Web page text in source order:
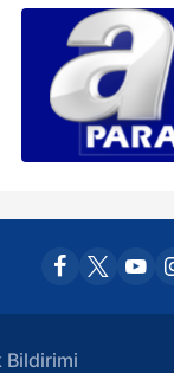
Metnimizi
.
Bildirimi